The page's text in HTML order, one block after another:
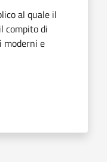
al quale il
compito di
moderni e